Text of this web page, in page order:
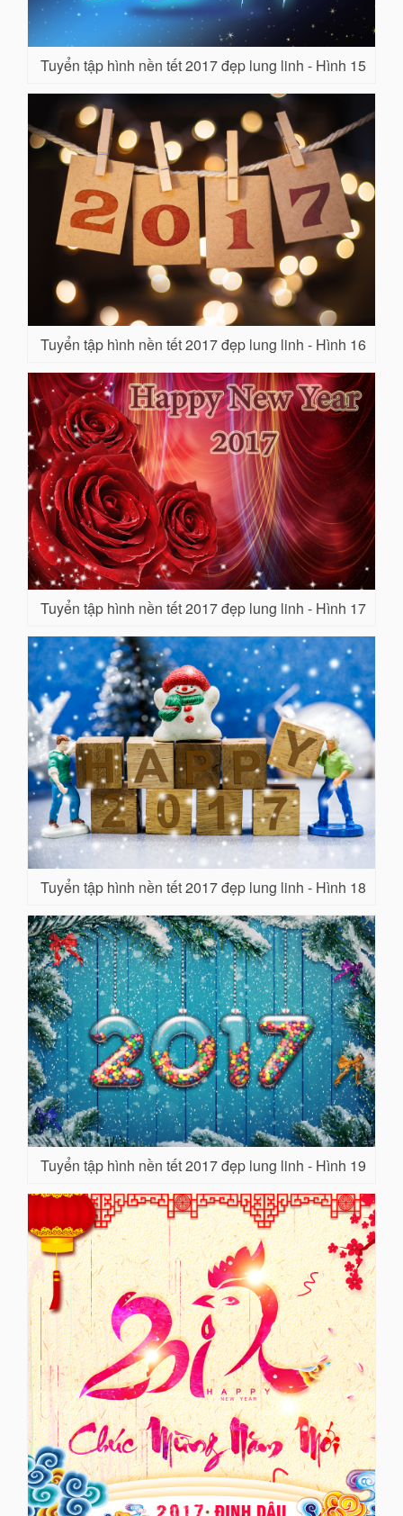
Tuyển tập hình nền tết 2017 đẹp lung linh - Hình 15
Tuyển tập hình nền tết 2017 đẹp lung linh - Hình 16
Tuyển tập hình nền tết 2017 đẹp lung linh - Hình 17
Tuyển tập hình nền tết 2017 đẹp lung linh - Hình 18
Tuyển tập hình nền tết 2017 đẹp lung linh - Hình 19